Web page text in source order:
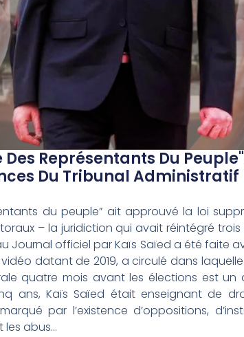
Des Représentants Du
Du Tribunal Administratif
du peuple” ait approuvé la loi
– la juridiction qui avait réintégré
Journal officiel par Kaïs Saïed a été faite
datant de 2019, a circulé dans
quatre mois avant les élections est
ans, Kaïs Saïed était enseignant de
par l’existence d’oppositions,
les abus…